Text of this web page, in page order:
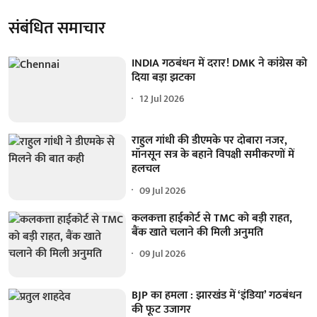
संबंधित समाचार
INDIA गठबंधन में दरार! DMK ने कांग्रेस को
दिया बड़ा झटका
12 Jul 2026
राहुल गांधी की डीएमके पर दोबारा नजर,
मॉनसून सत्र के बहाने विपक्षी समीकरणों में
हलचल
09 Jul 2026
कलकत्ता हाईकोर्ट से TMC को बड़ी राहत,
बैंक खाते चलाने की मिली अनुमति
09 Jul 2026
BJP का हमला : झारखंड में ‘इंडिया’ गठबंधन
की फूट उजागर